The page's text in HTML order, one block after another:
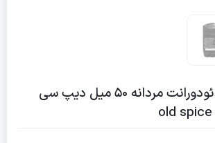
مام استیک دئودورانت مردانه ۵۰ میل دیپ سی